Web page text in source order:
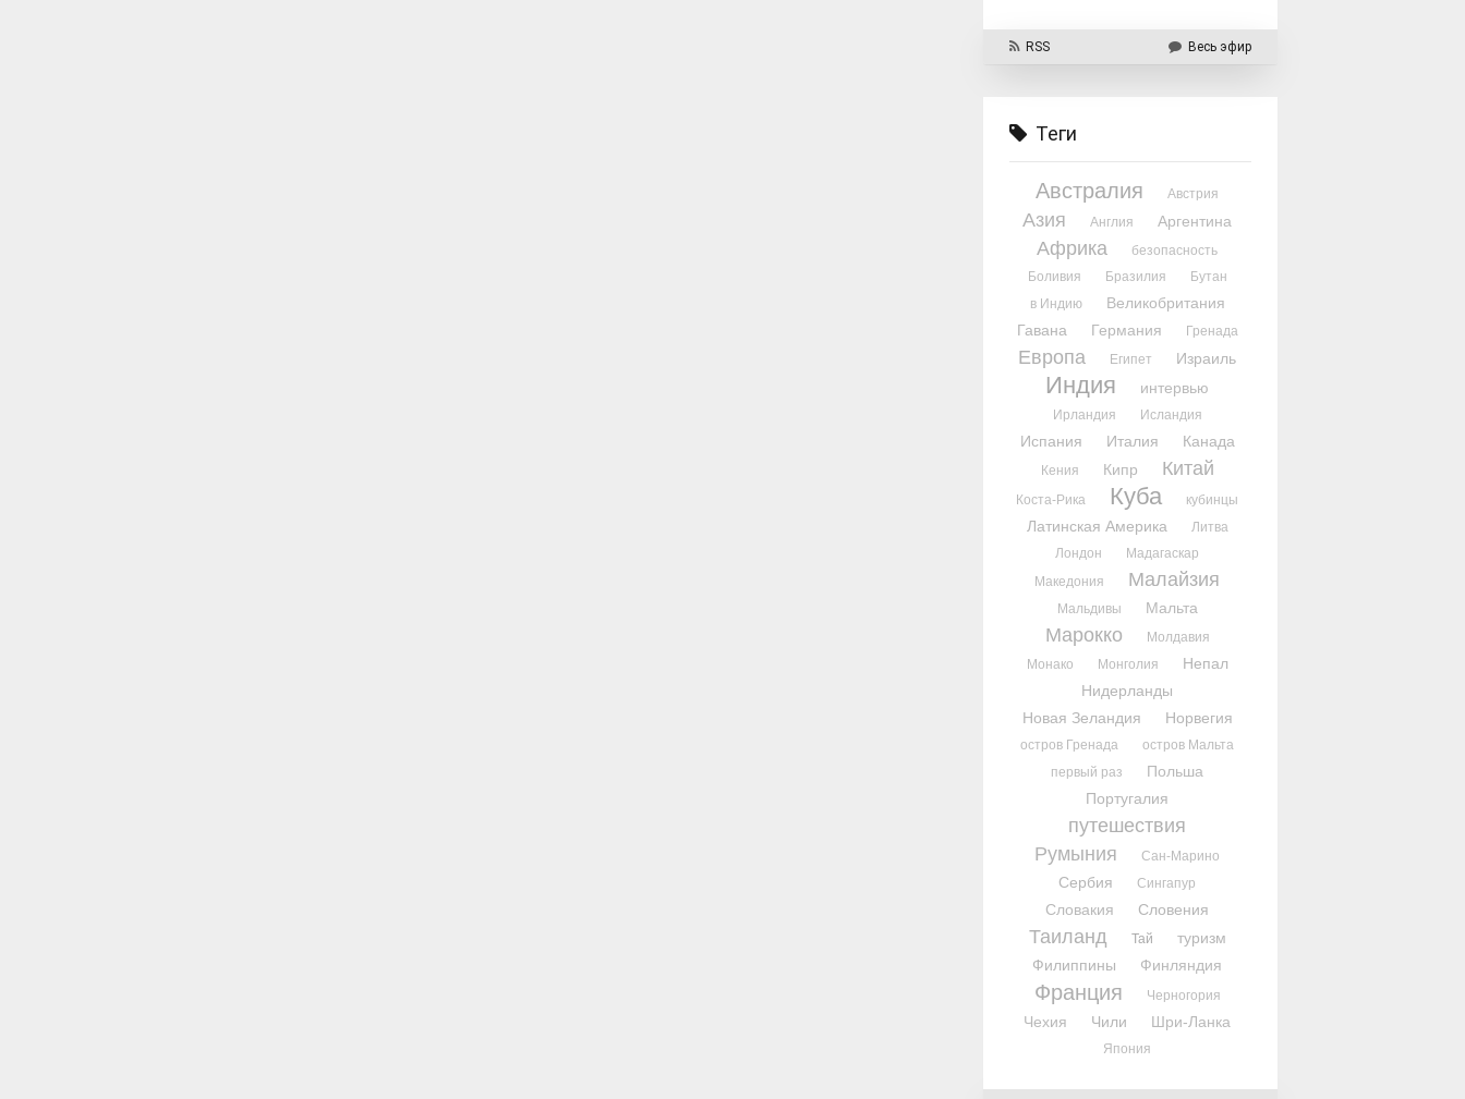
RSS Весь эфир
Теги
Австралия Австрия
Азия Англия Аргентина
Африка
безопасность
Боливия
Бразилия
Бутан
в Индию
Великобритания
Гавана
Германия Гренада
Европа Египет Израиль
Индия интервью
Ирландия Исландия
Испания Италия Канада
Кения Кипр Китай
Коста-Рика Куба кубинцы
Латинская Америка
Литва
Лондон
Мадагаскар
Македония
Малайзия
Мальдивы Мальта
Марокко
Молдавия
Монако
Монголия
Непал
Нидерланды
Новая Зеландия
Норвегия
остров Гренада
остров Мальта
первый раз
Польша
Португалия
путешествия
Румыния
Сан-Марино
Сербия Сингапур
Словакия Словения
Таиланд Тай
туризм
Филиппины
Финляндия
Франция Черногория
Чехия Чили Шри-Ланка
Япония